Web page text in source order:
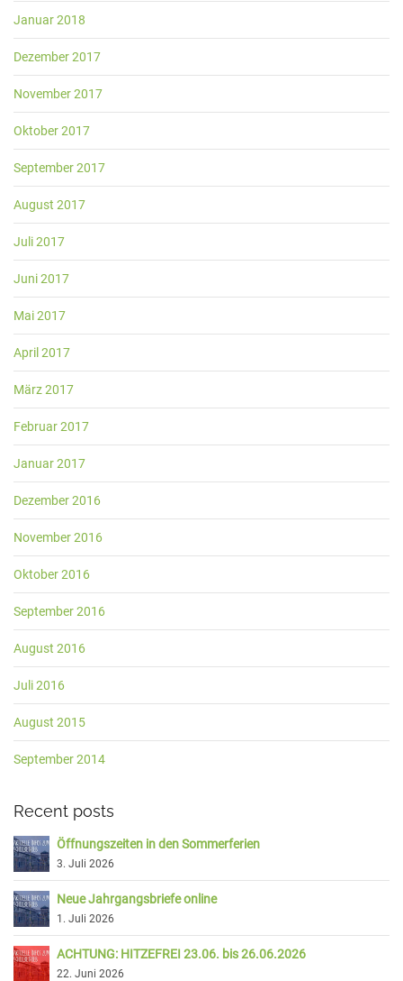
Januar 2018
Dezember 2017
November 2017
Oktober 2017
September 2017
August 2017
Juli 2017
Juni 2017
Mai 2017
April 2017
März 2017
Februar 2017
Januar 2017
Dezember 2016
November 2016
Oktober 2016
September 2016
August 2016
Juli 2016
August 2015
September 2014
Recent posts
Öffnungszeiten in den Sommerferien
3. Juli 2026
Neue Jahrgangsbriefe online
1. Juli 2026
ACHTUNG: HITZEFREI 23.06. bis 26.06.2026
22. Juni 2026